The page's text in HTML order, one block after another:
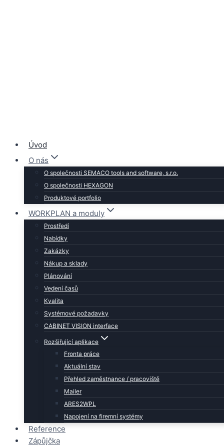
Úvod
O nás
O společnosti SEMACO tools and software, s.r.o.
O společnosti HEXAGON
Produktové portfolio
WORKPLAN a moduly
Prostředí
Nabídky
Zakázky
Nákup a sklady
Plánování
Vedení časů
Kvalita
Systémové požadavky
CABINET VISION interface
Rozšiřující aplikace
Fronta práce
Aktuální stav
Přehled zaměstnance / pracoviště
Mailer
ARES2WPL
Napojení na firemní systémy
Reference
Zápůjčka